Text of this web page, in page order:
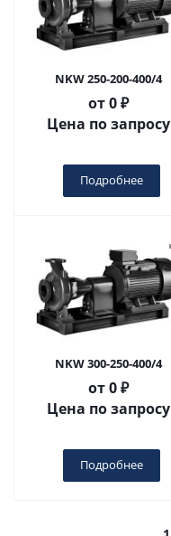
NKW 250-200-400/4
от0 ₽
Цена по запросу
Подробнее
NKW 300-250-400/4
от0 ₽
Цена по запросу
Подробнее